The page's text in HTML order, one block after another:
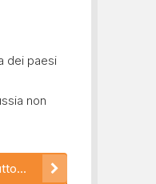
dei paesi
non